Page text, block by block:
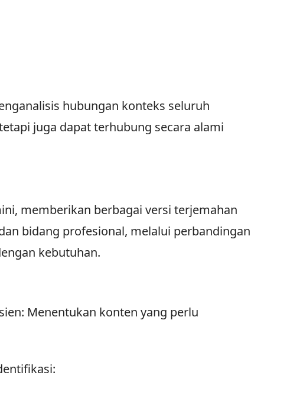
hubungan konteks seluruh
juga dapat terhubung secara alami
memberikan berbagai versi terjemahan
bidang profesional, melalui perbandingan
kebutuhan.
Menentukan konten yang perlu